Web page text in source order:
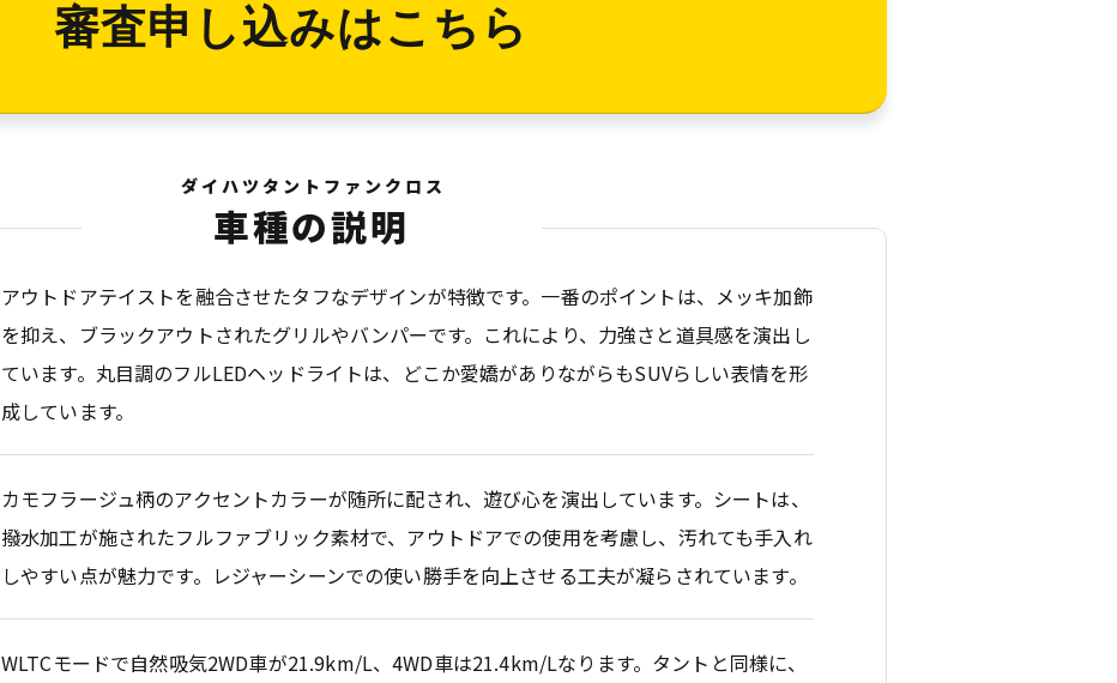
審査申し込みはこちら
ダイハツタントファンクロス
車種の説明
アウトドアテイストを融合させたタフなデザインが特徴です。一番のポイントは、メッキ加飾
を抑え、ブラックアウトされたグリルやバンパーです。これにより、力強さと道具感を演出し
ています。丸目調のフルLEDヘッドライトは、どこか愛嬌がありながらもSUVらしい表情を形
成しています。
カモフラージュ柄のアクセントカラーが随所に配され、遊び心を演出しています。シートは、
撥水加工が施されたフルファブリック素材で、アウトドアでの使用を考慮し、汚れても手入れ
しやすい点が魅力です。レジャーシーンでの使い勝手を向上させる工夫が凝らされています。
WLTCモードで自然吸気2WD車が21.9km/L、4WD車は21.4km/Lなります。タントと同様に、